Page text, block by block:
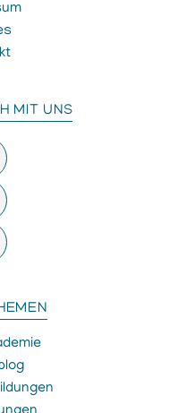
MIT UNS